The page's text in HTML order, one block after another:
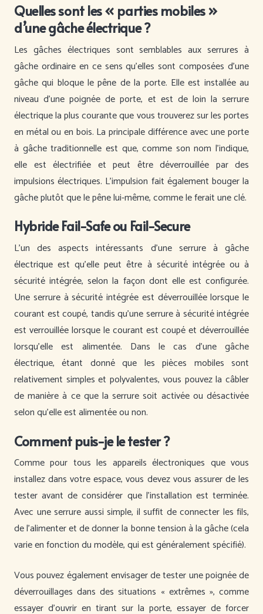
Quelles sont les « parties mobiles »
d’une gâche électrique ?
Les gâches électriques sont semblables aux serrures à
gâche ordinaire en ce sens qu’elles sont composées d’une
gâche qui bloque le pêne de la porte. Elle est installée au
niveau d’une poignée de porte, et est de loin la serrure
électrique la plus courante que vous trouverez sur les portes
en métal ou en bois. La principale différence avec une porte
à gâche traditionnelle est que, comme son nom l’indique,
elle est électrifiée et peut être déverrouillée par des
impulsions électriques. L’impulsion fait également bouger la
gâche plutôt que le pêne lui-même, comme le ferait une clé.
Hybride Fail-Safe ou Fail-Secure
L’un des aspects intéressants d’une serrure à gâche
électrique est qu’elle peut être à sécurité intégrée ou à
sécurité intégrée, selon la façon dont elle est configurée.
Une serrure à sécurité intégrée est déverrouillée lorsque le
courant est coupé, tandis qu’une serrure à sécurité intégrée
est verrouillée lorsque le courant est coupé et déverrouillée
lorsqu’elle est alimentée. Dans le cas d’une gâche
électrique, étant donné que les pièces mobiles sont
relativement simples et polyvalentes, vous pouvez la câbler
de manière à ce que la serrure soit activée ou désactivée
selon qu’elle est alimentée ou non.
Comment puis-je le tester ?
Comme pour tous les appareils électroniques que vous
installez dans votre espace, vous devez vous assurer de les
tester avant de considérer que l’installation est terminée.
Avec une serrure aussi simple, il suffit de connecter les fils,
de l’alimenter et de donner la bonne tension à la gâche (cela
varie en fonction du modèle, qui est généralement spécifié).
Vous pouvez également envisager de tester une poignée de
déverrouillages dans des situations « extrêmes », comme
essayer d’ouvrir en tirant sur la porte, essayer de forcer